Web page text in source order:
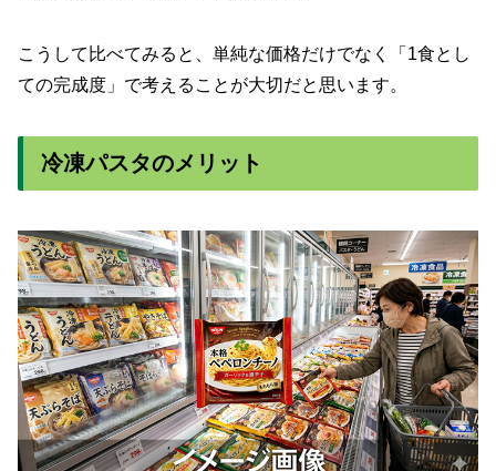
こうして比べてみると、単純な価格だけでなく「1食とし
ての完成度」で考えることが大切だと思います。
冷凍パスタのメリット